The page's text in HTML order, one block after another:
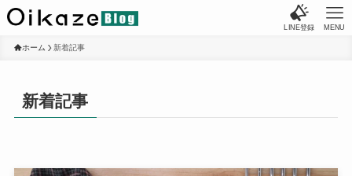
LINE登録 MENU
ホーム 新着記事
新着記事